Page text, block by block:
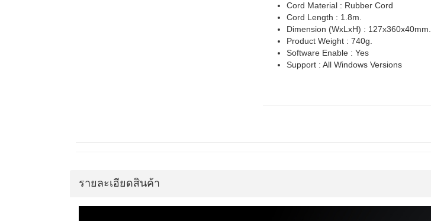
Cord Material : Rubber Cord
Cord Length : 1.8m.
Dimension (WxLxH) : 127x360x40mm.
Product Weight : 740g.
Software Enable : Yes
Support : All Windows Versions
รายละเอียดสินค้า